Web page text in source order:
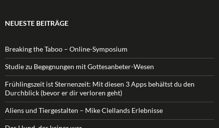
NEUESTE BEITRÄGE
Breaking the Taboo – Online-Symposium
Studie zu Begegnungen mit Gottesanbeter-Wesen
Frühlingszeit ist Sternenzeit: Mit diesen 3 Apps behältst du den
Durchblick (bevor er dir verloren geht)
Aliens und Tiergestalten – Mike Clellands Erlebnisse